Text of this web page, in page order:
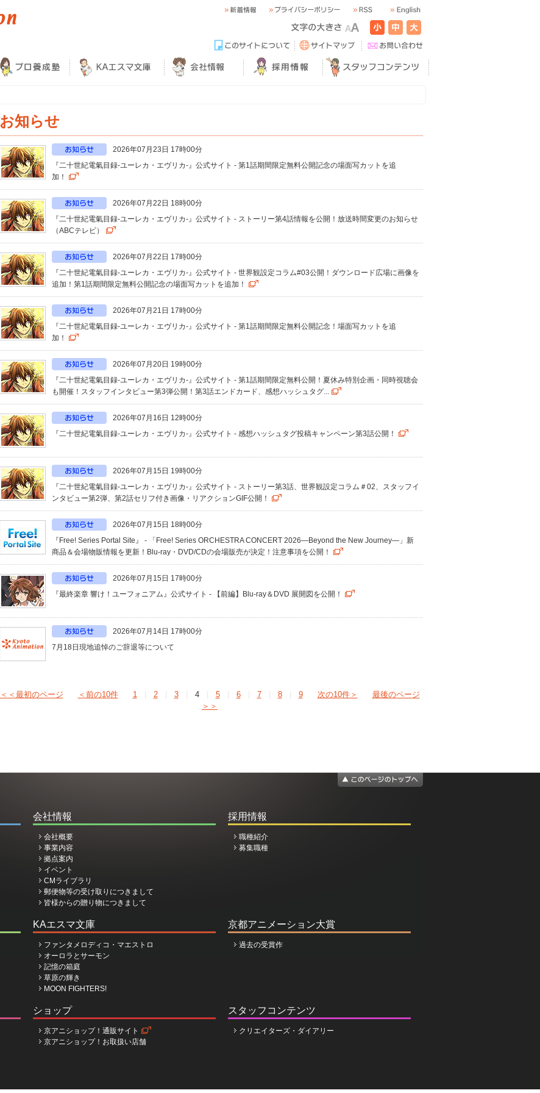
お知らせ
2026年07月23日 17時00分
『二十世紀電氣目録-ユーレカ・エヴリカ-』公式サイト - 第1話期間限定無料公開記念の場面写カットを追
加！
2026年07月22日 18時00分
『二十世紀電氣目録-ユーレカ・エヴリカ-』公式サイト - ストーリー第4話情報を公開！放送時間変更のお知らせ
（ABCテレビ）
2026年07月22日 17時00分
『二十世紀電氣目録-ユーレカ・エヴリカ-』公式サイト - 世界観設定コラム#03公開！ダウンロード広場に画像を
追加！第1話期間限定無料公開記念の場面写カットを追加！
2026年07月21日 17時00分
『二十世紀電氣目録-ユーレカ・エヴリカ-』公式サイト - 第1話期間限定無料公開記念！場面写カットを追
加！
2026年07月20日 19時00分
『二十世紀電氣目録-ユーレカ・エヴリカ-』公式サイト - 第1話期間限定無料公開！夏休み特別企画・同時視聴会
も開催！スタッフインタビュー第3弾公開！第3話エンドカード、感想ハッシュタグ...
2026年07月16日 12時00分
『二十世紀電氣目録-ユーレカ・エヴリカ-』公式サイト - 感想ハッシュタグ投稿キャンペーン第3話公開！
2026年07月15日 19時00分
『二十世紀電氣目録-ユーレカ・エヴリカ-』公式サイト - ストーリー第3話、世界観設定コラム＃02、スタッフイ
ンタビュー第2弾、第2話セリフ付き画像・リアクションGIF公開！
2026年07月15日 18時00分
『Free! Series Portal Site』 - 「Free! Series ORCHESTRA CONCERT 2026―Beyond the New Journey―」新
商品＆会場物販情報を更新！Blu-ray・DVD/CDの会場販売が決定！注意事項を公開！
2026年07月15日 17時00分
『最終楽章 響け！ユーフォニアム』公式サイト - 【前編】Blu-ray＆DVD 展開図を公開！
2026年07月14日 17時00分
7月18日現地追悼のご辞退等について
＜＜最初のページ ＜前の10件 1| 2| 3| 4| 5| 6| 7| 8| 9 次の10件＞
最後のページ
＞＞
会社情報
会社概要
事業内容
拠点案内
イベント
CMライブラリ
郵便物等の受け取りにつきまして
皆様からの贈り物につきまして
採用情報
職種紹介
募集職種
KAエスマ文庫
ファンタメロディコ・マエストロ
オーロラとサーモン
記憶の箱庭
草原の輝き
MOON FIGHTERS!
京都アニメーション大賞
過去の受賞作
ショップ
京アニショップ！通販サイト
京アニショップ！お取扱い店舗
スタッフコンテンツ
クリエイターズ・ダイアリー